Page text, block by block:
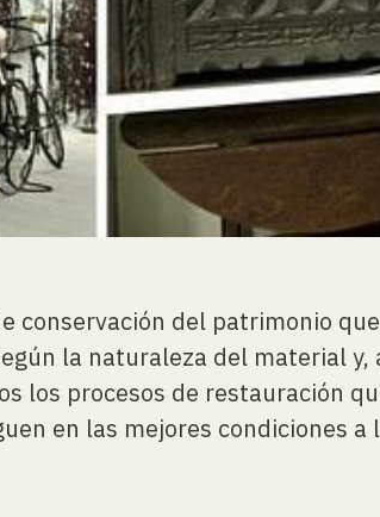
conservación del patrimonio
la naturaleza del material
los procesos de restauración
en las mejores condiciones